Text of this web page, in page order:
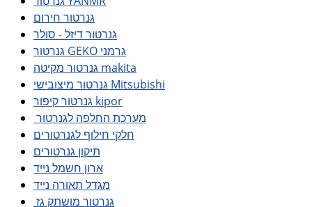
גנרטור חירום
גנרטור דיזל - סולר
גנרטור GEKO גרמני
גנרטור מקיטה makita
גנרטור מיצובישי Mitsubishi
גנרטור קיפור kipor
מערכת החלפה לגנרטור
חלקי חילוף לגנרטורים
תיקון גנרטורים
ארון חשמל נייד
מגדל תאורה נייד
גנרטור מושתק גז